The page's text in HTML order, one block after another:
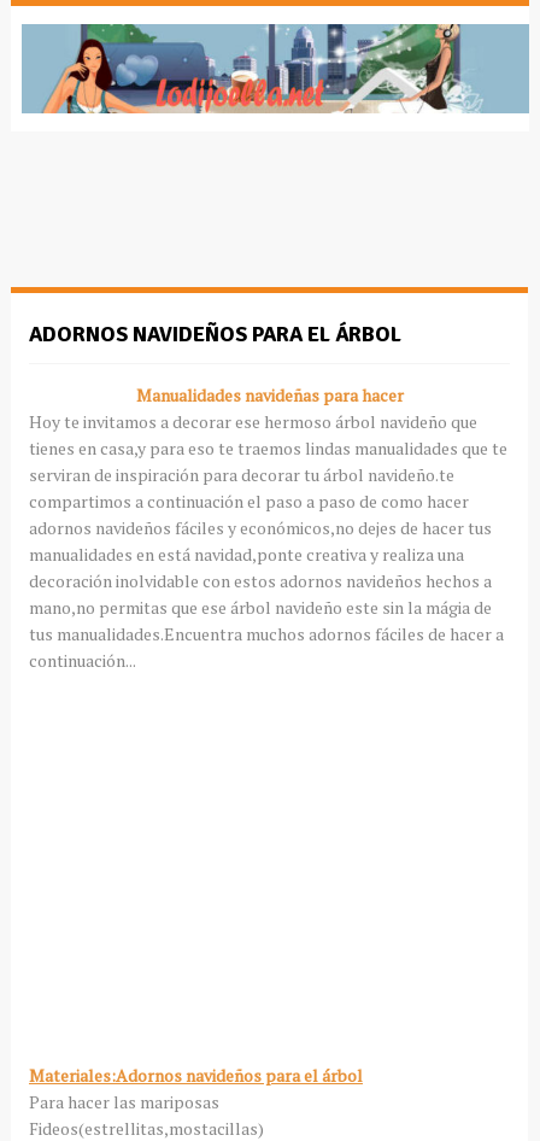
ADORNOS NAVIDEÑOS PARA EL ÁRBOL
Manualidades navideñas para hacer
Hoy te invitamos a decorar ese hermoso árbol navideño que
tienes en casa,y para eso te traemos lindas manualidades que te
serviran de inspiración para decorar tu árbol navideño.te
compartimos a continuación el paso a paso de como hacer
adornos navideños fáciles y económicos,no dejes de hacer tus
manualidades en está navidad,ponte creativa y realiza una
decoración inolvidable con estos adornos navideños hechos a
mano,no permitas que ese árbol navideño este sin la mágia de
tus manualidades.Encuentra muchos adornos fáciles de hacer a
continuación...
Materiales:Adornos navideños para el árbol
Para hacer las mariposas
Fideos(estrellitas,mostacillas)